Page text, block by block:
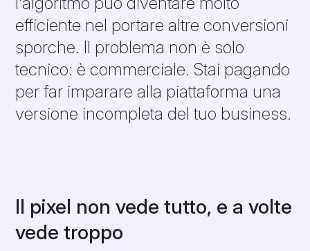
efficiente nel portare altre conversioni
sporche. Il problema non è solo
tecnico: è commerciale. Stai pagando
per far imparare alla piattaforma una
versione incompleta del tuo business.
Il pixel non vede tutto, e a volte
vede troppo